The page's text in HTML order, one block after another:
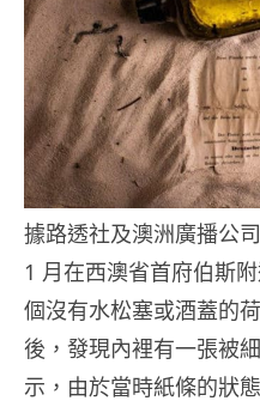
據路透社及澳洲廣播公
1 月在西澳省首府伯斯
個沒有水松塞或酒蓋的
後，發現內裡有一張被
示，由於當時紙條的狀